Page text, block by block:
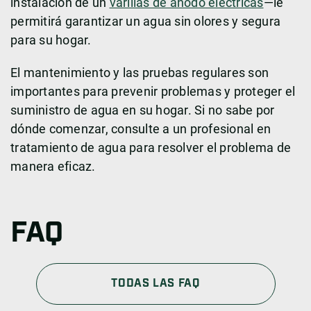
permitirá garantizar un agua sin olores y segura
para su hogar.
El mantenimiento y las pruebas regulares son
importantes para prevenir problemas y proteger el
suministro de agua en su hogar. Si no sabe por
dónde comenzar, consulte a un profesional en
tratamiento de agua para resolver el problema de
manera eficaz.
FAQ
TODAS LAS FAQ